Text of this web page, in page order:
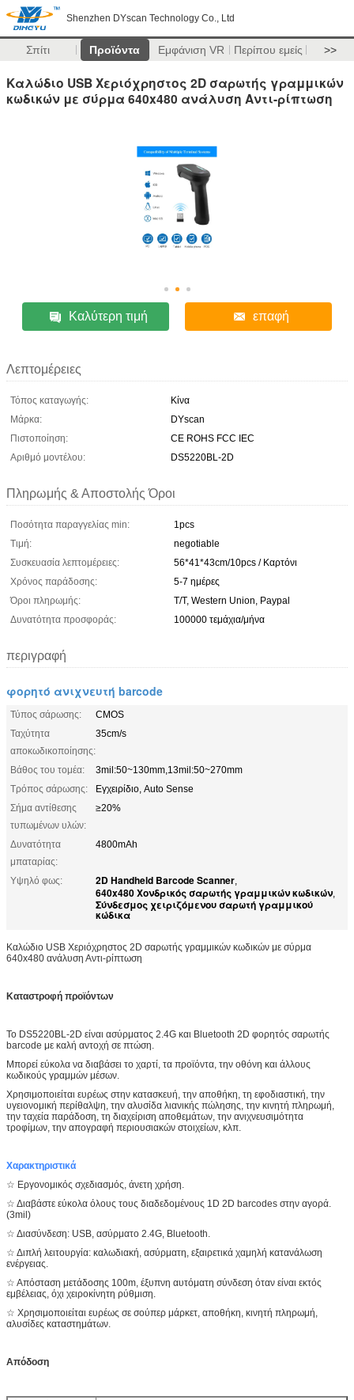
Shenzhen DYscan Technology Co., Ltd
Σπίτι Προϊόντα Εμφάνιση VR Περίπου εμείς >>
Καλώδιο USB Χεριόχρηστος 2D σαρωτής γραμμικών
κωδικών με σύρμα 640x480 ανάλυση Αντι-ρίπτωση
Καλύτερη τιμή επαφή
Λεπτομέρειες
Τόπος καταγωγής:
Κίνα
Μάρκα:
DYscan
Πιστοποίηση:
CE ROHS FCC IEC
Αριθμό μοντέλου:
DS5220BL-2D
Πληρωμής & Αποστολής Όροι
Ποσότητα παραγγελίας min:
1pcs
Τιμή:
negotiable
Συσκευασία λεπτομέρειες:
56*41*43cm/10pcs / Καρτόνι
Χρόνος παράδοσης:
5-7 ημέρες
Όροι πληρωμής:
Τ/Τ, Western Union, Paypal
Δυνατότητα προσφοράς:
100000 τεμάχια/μήνα
περιγραφή
φορητό ανιχνευτή barcode
Τύπος σάρωσης:
CMOS
Ταχύτητα
αποκωδικοποίησης:
35cm/s
Βάθος του τομέα:
3mil:50~130mm,13mil:50~270mm
Τρόπος σάρωσης:
Εγχειρίδιο, Auto Sense
Σήμα αντίθεσης
τυπωμένων υλών:
≥20%
Δυνατότητα
μπαταρίας:
4800mAh
Υψηλό φως: 2D Handheld Barcode Scanner,
640x480 Χονδρικός σαρωτής γραμμικών κωδικών,
Σύνδεσμος χειριζόμενου σαρωτή γραμμικού
κώδικα
Καλώδιο USB Χεριόχρηστος 2D σαρωτής γραμμικών κωδικών με σύρμα
640x480 ανάλυση Αντι-ρίπτωση
Καταστροφή προϊόντων
Το DS5220BL-2D είναι ασύρματος 2.4G και Bluetooth 2D φορητός σαρωτής
barcode με καλή αντοχή σε πτώση.
Μπορεί εύκολα να διαβάσει το χαρτί, τα προϊόντα, την οθόνη και άλλους
κωδικούς γραμμών μέσων.
Χρησιμοποιείται ευρέως στην κατασκευή, την αποθήκη, τη εφοδιαστική, την
υγειονομική περίθαλψη, την αλυσίδα λιανικής πώλησης, την κινητή πληρωμή,
την ταχεία παράδοση, τη διαχείριση αποθεμάτων, την ανιχνευσιμότητα
τροφίμων, την απογραφή περιουσιακών στοιχείων, κλπ.
Χαρακτηριστικά
☆ Εργονομικός σχεδιασμός, άνετη χρήση.
☆ Διαβάστε εύκολα όλους τους διαδεδομένους 1D 2D barcodes στην αγορά.
(3mil)
☆ Διασύνδεση: USB, ασύρματο 2.4G, Bluetooth.
☆ Διπλή λειτουργία: καλωδιακή, ασύρματη, εξαιρετικά χαμηλή κατανάλωση
ενέργειας.
☆ Απόσταση μετάδοσης 100m, έξυπνη αυτόματη σύνδεση όταν είναι εκτός
εμβέλειας, όχι χειροκίνητη ρύθμιση.
☆ Χρησιμοποιείται ευρέως σε σούπερ μάρκετ, αποθήκη, κινητή πληρωμή,
αλυσίδες καταστημάτων.
Απόδοση